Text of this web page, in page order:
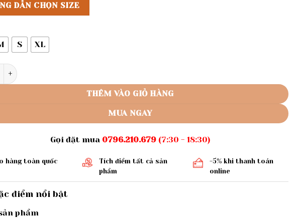
DẪN CHỌN SIZE
S XL
xếp ly eo mã 890 số lượng
THÊM VÀO GIỎ HÀNG
MUA NGAY
Gọi đặt mua 0796.210.679(7:30 - 18:30)
hàng toàn quốc
Tích điểm tất cả sản
phẩm
-5% khi thanh toán
online
điểm nổi bật
phẩm